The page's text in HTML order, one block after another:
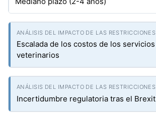
Escalada de los costos de los servicios
veterinarios
Incertidumbre regulatoria tras el Brexit